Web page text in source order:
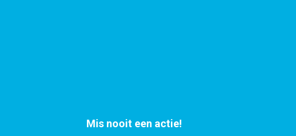
Mis nooit een actie!